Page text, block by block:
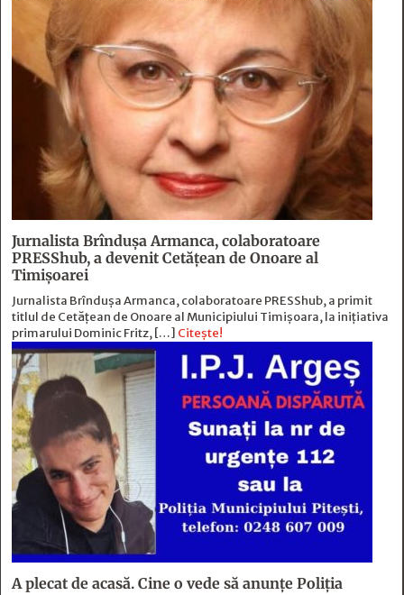
Jurnalista Brîndușa Armanca, colaboratoare
PRESShub, a devenit Cetățean de Onoare al
Timișoarei
Jurnalista Brîndușa Armanca, colaboratoare PRESShub, a primit
titlul de Cetățean de Onoare al Municipiului Timișoara, la inițiativa
primarului Dominic Fritz, […] Citește!
A plecat de acasă. Cine o vede să anunțe Poliția